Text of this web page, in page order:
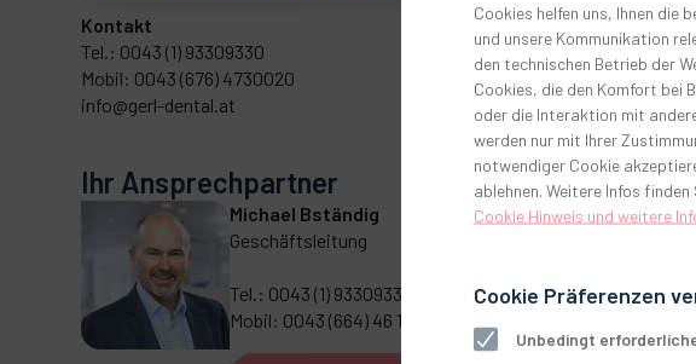
Kontakt
Tel.: 0043 (1) 93309330
Mobil: 0043 (676) 4730020
info@gerl-dental.at
Mo–Do:
Freitag:
Ausstellungs-
Jederzeit nach
Ihr Ansprechpartner
Michael Bständig
Geschäftsleitung
Tel.: 0043 (1) 93309330
Mobil: 0043 (664) 46 17 940
Cookies helfen uns, Ihnen die
und unsere Kommunikation
den technischen Betrieb der
Cookies, die den Komfort bei
oder die Interaktion mit
werden nur mit Ihrer
notwendiger Cookie
ablehnen. Weitere Infos
Cookie Hinweis und weitere
Cookie Präferenzen
Unbedingt